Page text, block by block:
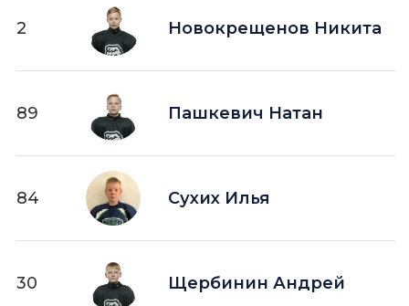
2 Новокрещенов Никита
89 Пашкевич Натан
84 Сухих Илья
30 Щербинин Андрей